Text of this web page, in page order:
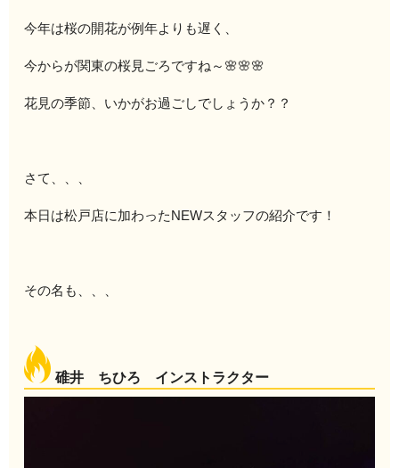
今年は桜の開花が例年よりも遅く、
今からが関東の桜見ごろですね～🌸🌸🌸
花見の季節、いかがお過ごしでしょうか？？
さて、、、
本日は松戸店に加わったNEWスタッフの紹介です！
その名も、、、
碓井 ちひろ インストラクター